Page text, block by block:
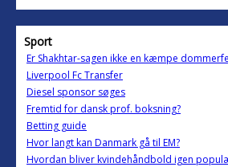
Sport
Er Shakhtar-sagen ikke en kæmpe
Liverpool Fc Transfer
Diesel sponsor søges
Fremtid for dansk prof. boksning?
Betting guide
Hvor langt kan Danmark gå til EM?
Hvordan bliver kvindehåndbold igen